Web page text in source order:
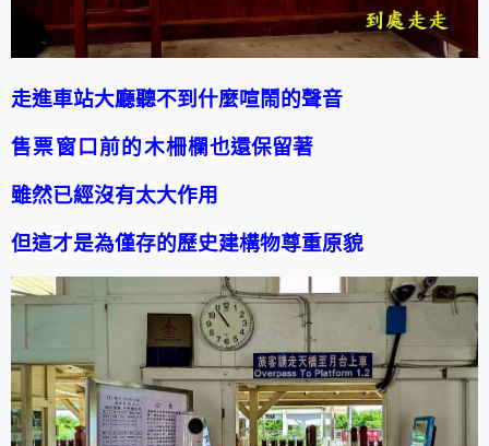
走進車站大廳聽不到什麼喧鬧的聲音
售票窗口 前的木柵欄也還保留著
雖然已經沒有太大作用
但這才是為僅存的歷史建構物尊重原貌